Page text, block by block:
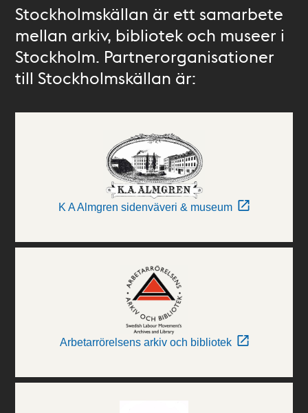
Stockholmskällan är ett samarbete
mellan arkiv, bibliotek och museer i
Stockholm. Partnerorganisationer
till Stockholmskällan är:
K A Almgren sidenväveri & museum
Arbetarrörelsens arkiv och bibliotek